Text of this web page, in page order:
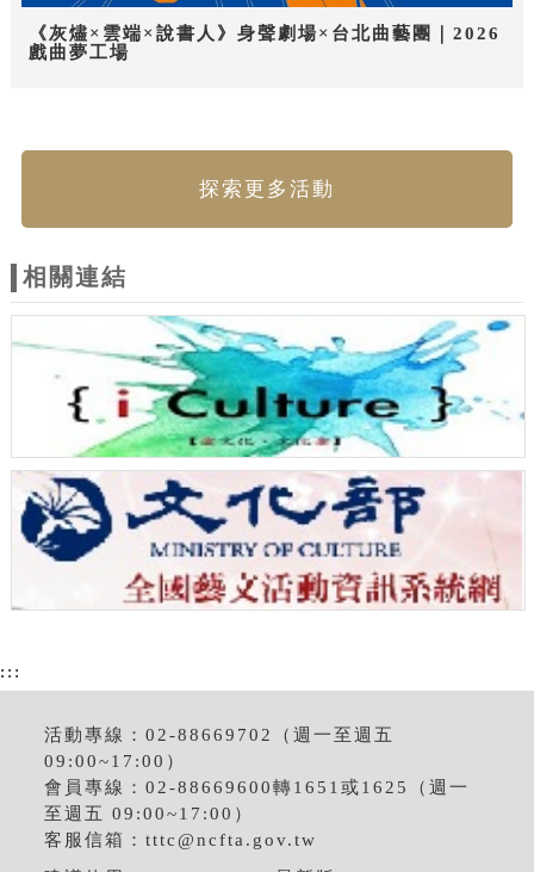
《灰燼×雲端×說書人》身聲劇場×台北曲藝團｜2026
戲曲夢工場
探索更多活動
相關連結
:::
活動專線：02-88669702（週一至週五
09:00~17:00）
會員專線：02-88669600轉1651或1625（週一
至週五 09:00~17:00）
客服信箱：tttc@ncfta.gov.tw